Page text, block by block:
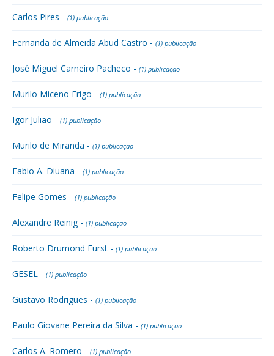
Carlos Pires - (1) publicação
Fernanda de Almeida Abud Castro - (1) publicação
José Miguel Carneiro Pacheco - (1) publicação
Murilo Miceno Frigo - (1) publicação
Igor Julião - (1) publicação
Murilo de Miranda - (1) publicação
Fabio A. Diuana - (1) publicação
Felipe Gomes - (1) publicação
Alexandre Reinig - (1) publicação
Roberto Drumond Furst - (1) publicação
GESEL - (1) publicação
Gustavo Rodrigues - (1) publicação
Paulo Giovane Pereira da Silva - (1) publicação
Carlos A. Romero - (1) publicação